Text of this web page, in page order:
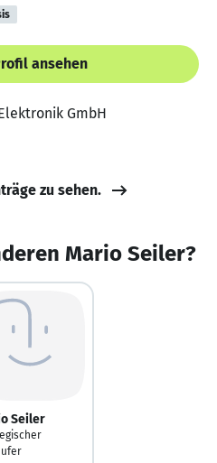
ansehen
GmbH
zu sehen.
Mario Seiler?
Seiler